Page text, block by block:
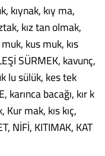
kıynak, kıy ma,
kız tan olmak,
kus muk, kıs
SÜRMEK, kavunç,
lu sülük, kes tek
bacağı, kır k
mak, kıs kıç,
NİFİ, KITIMAK, KAT